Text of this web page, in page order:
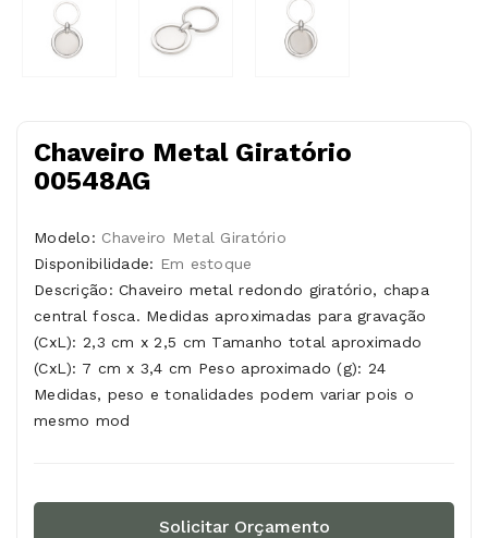
Chaveiro Metal Giratório
00548AG
Modelo: Chaveiro Metal Giratório
Disponibilidade: Em estoque
Descrição: Chaveiro metal redondo giratório, chapa
central fosca. Medidas aproximadas para gravação
(CxL): 2,3 cm x 2,5 cm Tamanho total aproximado
(CxL): 7 cm x 3,4 cm Peso aproximado (g): 24
Medidas, peso e tonalidades podem variar pois o
mesmo mod
Solicitar Orçamento